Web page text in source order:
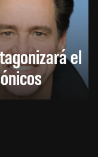
el